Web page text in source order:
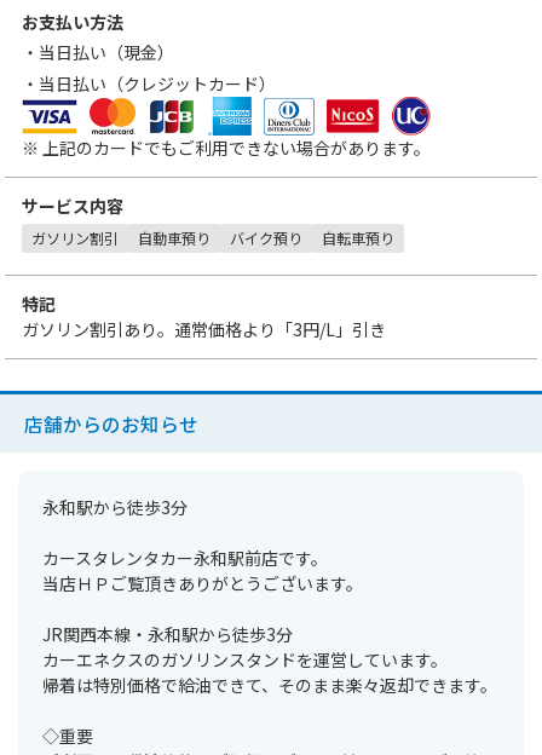
お支払い方法
・当日払い（現金）
・当日払い（クレジットカード）
VISA
MasterCard
JCB アメリカン・エキスプレス
ダイナースクラブカード
三菱UFJニコス
UCカード
※ 上記のカードでもご利用できない場合があります。
サービス内容
ガソリン割引 自動車預り バイク預り 自転車預り
特記
ガソリン割引あり。通常価格より「3円/L」引き
店舗からのお知らせ
永和駅から徒歩3分
カースタレンタカー永和駅前店です。
当店ＨＰご覧頂きありがとうございます。
JR関西本線・永和駅から徒歩3分
カーエネクスのガソリンスタンドを運営しています。
帰着は特別価格で給油できて、そのまま楽々返却できます。
◇重要